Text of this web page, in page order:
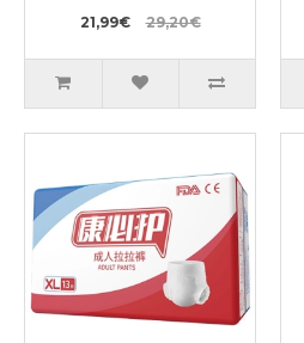
21,99€ 29,20€